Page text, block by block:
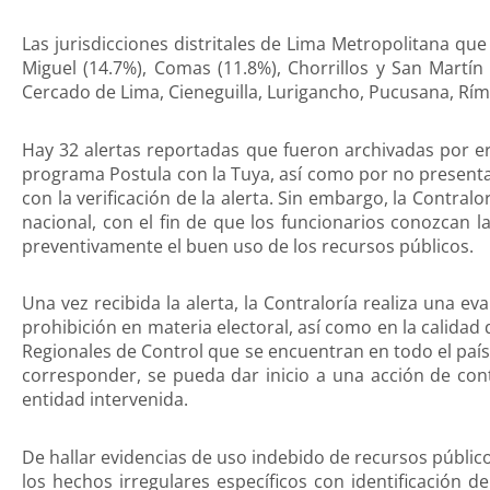
Las jurisdicciones distritales de Lima Metropolitana
Miguel (14.7%), Comas (11.8%), Chorrillos y San
Cercado de Lima, Cieneguilla, Lurigancho, Pucusana,
Hay 32 alertas reportadas que fueron archivadas por
programa Postula con la Tuya, así como por no
con la verificación de la alerta. Sin embargo, la
nacional, con el fin de que los funcionarios conozcan
preventivamente el buen uso de los recursos públicos.
Una vez recibida la alerta, la Contraloría realiza una
prohibición en materia electoral, así como en la calidad
Regionales de Control que se encuentran en todo el
corresponder, se pueda dar inicio a una acción de
entidad intervenida.
De hallar evidencias de uso indebido de recursos
los hechos irregulares específicos con identificación